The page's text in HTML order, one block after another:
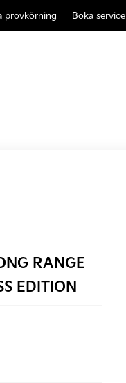
provkörning Boka service
RANGE
EDITION